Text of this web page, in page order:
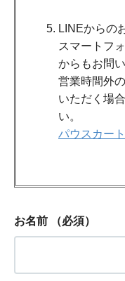
LINEからの
スマートフ
からもお問
営業時間外
いただく場
い。
パウスカー
お名前 （必須）